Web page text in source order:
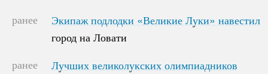
ранее
Экипаж подлодки «Великие Луки» навестил
город на Ловати
Экипаж подлодки «Великие Луки» навестил
город на Ловати
ранее
Лучших великолукских олимпиадников
Лучших великолукских олимпиадников